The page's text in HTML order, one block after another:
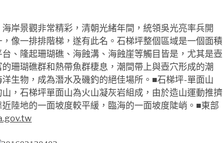
岸景觀非常精彩，清朝光緒年間，統領吳光亮率兵開
像一排排階梯，遂有此名。石梯坪整個區域是一個面積
、隆起珊瑚礁、海蝕溝、海蝕崖等觸目皆是，尤其是壺
珊瑚礁群和熱帶魚群棲息，潮間帶上與壺穴形成的潮
生物，成為潛水及磯釣的絕佳場所。 ■石梯坪-單面山
，石梯坪單面山為火山凝灰岩組成，由於造山運動推擠
陸地的一面坡度較平緩，臨海的一面坡度陡峭。■東部